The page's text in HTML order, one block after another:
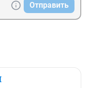
Отправить